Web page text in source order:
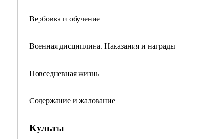
Вербовка и обучение
Военная дисциплина. Наказания и награды
Повседневная жизнь
Содержание и жалование
Культы